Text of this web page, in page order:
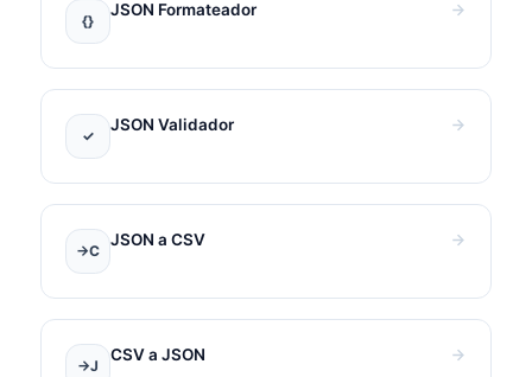
{}
JSON Formateador
✓
JSON Validador
→C
JSON a CSV
→J
CSV a JSON